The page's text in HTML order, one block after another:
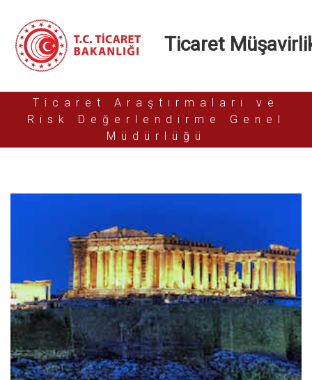
Ticaret
Ticaret Araştırmaları ve
Risk Değerlendirme Genel
Müdürlüğü